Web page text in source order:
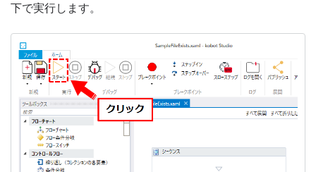
下で実行します。